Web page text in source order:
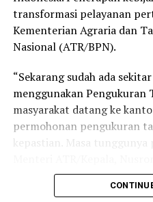
transformasi pelayanan
Kementerian Agraria dan
Nasional (ATR/BPN).
“Sekarang sudah ada
menggunakan Pengukuran
masyarakat datang ke
permohonan pengukuran
kepastian. Masa tunggunya
pers, di Aula PTSL
Senin, 3 Agustus 2026.